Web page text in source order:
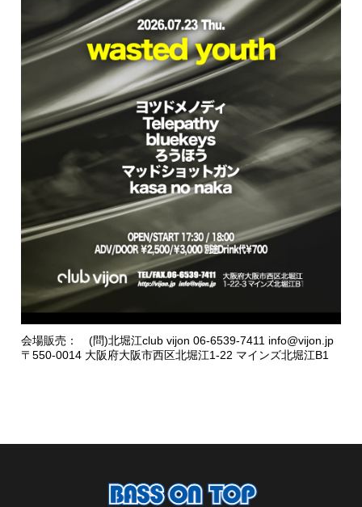
会場販売： (問)北堀江club vijon 06-6539-7411 info@vijon.jp
〒550-0014 大阪府大阪市西区北堀江1-22 マインズ北堀江B1